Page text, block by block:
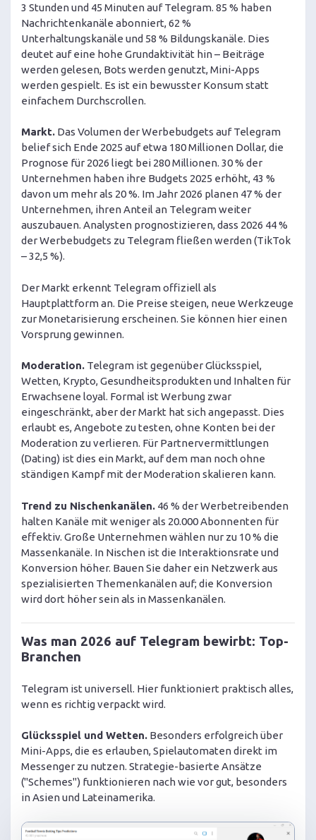
3 Stunden und 45 Minuten auf Telegram. 85 % haben
Nachrichtenkanäle abonniert, 62 %
Unterhaltungskanäle und 58 % Bildungskanäle. Dies
deutet auf eine hohe Grundaktivität hin – Beiträge
werden gelesen, Bots werden genutzt, Mini-Apps
werden gespielt. Es ist ein bewusster Konsum statt
einfachem Durchscrollen.
Markt. Das Volumen der Werbebudgets auf Telegram
belief sich Ende 2025 auf etwa 180 Millionen Dollar, die
Prognose für 2026 liegt bei 280 Millionen. 30 % der
Unternehmen haben ihre Budgets 2025 erhöht, 43 %
davon um mehr als 20 %. Im Jahr 2026 planen 47 % der
Unternehmen, ihren Anteil an Telegram weiter
auszubauen. Analysten prognostizieren, dass 2026 44 %
der Werbebudgets zu Telegram fließen werden (TikTok
– 32,5 %).
Der Markt erkennt Telegram offiziell als
Hauptplattform an. Die Preise steigen, neue Werkzeuge
zur Monetarisierung erscheinen. Sie können hier einen
Vorsprung gewinnen.
Moderation. Telegram ist gegenüber Glücksspiel,
Wetten, Krypto, Gesundheitsprodukten und Inhalten für
Erwachsene loyal. Formal ist Werbung zwar
eingeschränkt, aber der Markt hat sich angepasst. Dies
erlaubt es, Angebote zu testen, ohne Konten bei der
Moderation zu verlieren. Für Partnervermittlungen
(Dating) ist dies ein Markt, auf dem man noch ohne
ständigen Kampf mit der Moderation skalieren kann.
Trend zu Nischenkanälen. 46 % der Werbetreibenden
halten Kanäle mit weniger als 20.000 Abonnenten für
effektiv. Große Unternehmen wählen nur zu 10 % die
Massenkanäle. In Nischen ist die Interaktionsrate und
Konversion höher. Bauen Sie daher ein Netzwerk aus
spezialisierten Themenkanälen auf; die Konversion
wird dort höher sein als in Massenkanälen.
Was man 2026 auf Telegram bewirbt: Top-
Branchen
Telegram ist universell. Hier funktioniert praktisch alles,
wenn es richtig verpackt wird.
Glücksspiel und Wetten. Besonders erfolgreich über
Mini-Apps, die es erlauben, Spielautomaten direkt im
Messenger zu nutzen. Strategie-basierte Ansätze
("Schemes") funktionieren nach wie vor gut, besonders
in Asien und Lateinamerika.